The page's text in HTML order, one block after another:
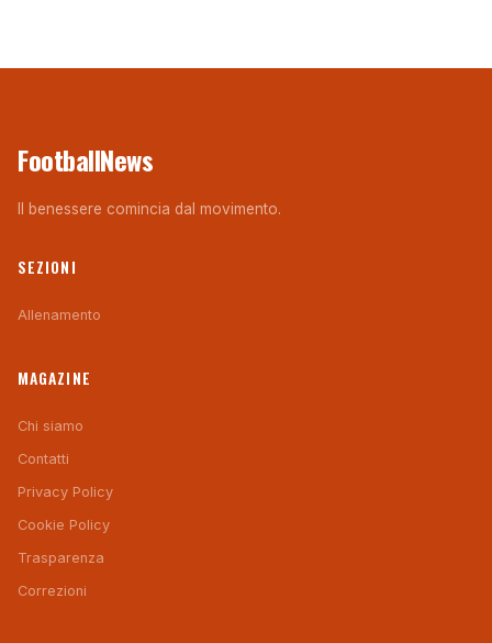
FootballNews
Il benessere comincia dal movimento.
SEZIONI
Allenamento
MAGAZINE
Chi siamo
Contatti
Privacy Policy
Cookie Policy
Trasparenza
Correzioni